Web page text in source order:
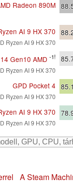
Radeon 890M
AI 9 HX 370
Ryzen AI 9 HX 370
Gen10 AMD -1!
Ryzen AI 9 HX 370
GPD Pocket 4
Ryzen AI 9 HX 370
85.1
AI 9 HX 370
Ryzen AI 9 HX 370
A Steam